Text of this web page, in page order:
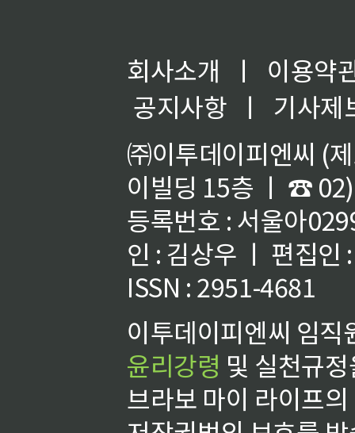
회사소개 ㅣ
이용약
공지사항
ㅣ
기사제
㈜이투데이피엔씨 (
이빌딩 15층 ㅣ ☎
등록번호 : 서울아
인 : 김상우 ㅣ 편집인
ISSN : 2951-4681
이투데이피엔씨 임
윤리강령 및 실천규
브라보 마이 라이프